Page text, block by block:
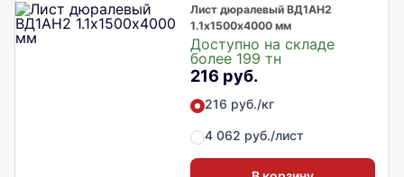
Лист дюралевый ВД1АН2
1.1х1500х4000 мм
Доступно на складе
более 199 тн
216 руб.
216 руб./кг
4 062 руб./лист